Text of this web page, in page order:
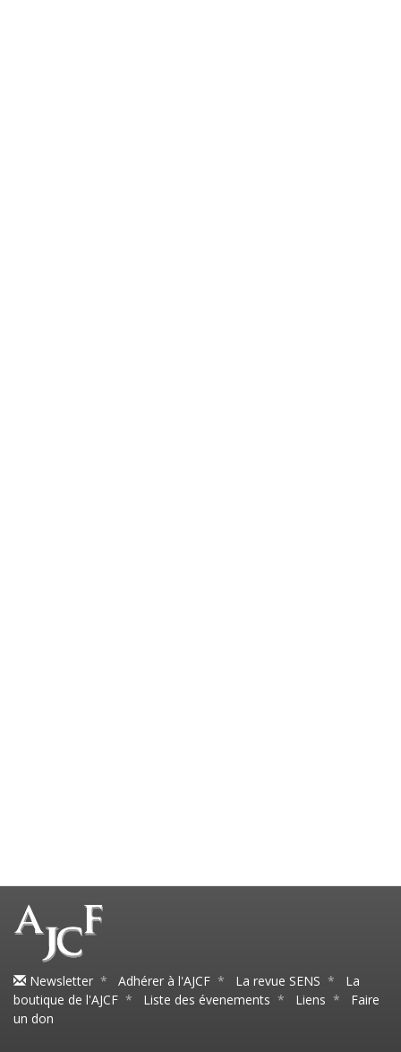
Newsletter * Adhérer à l'AJCF * La revue SENS * La
boutique de l'AJCF * Liste des évenements * Liens * Faire
un don